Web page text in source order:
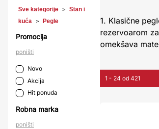
Sve kategorije >
Stan i
kuća
> Pegle
Promocija
poništi
Novo
Akcija
Hit ponuda
Robna marka
poništi
1. Klasične
rezervoarom
omekšava
1 - 24 od 421